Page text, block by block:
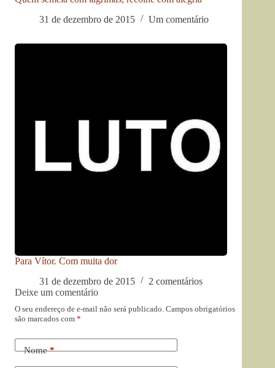
31 de dezembro de 2015
Um comentário
Para Vítor. Com muita dor
31 de dezembro de 2015
2 comentários
Deixe um comentário
O seu endereço de e-mail não será publicado. Campos obrigatórios
são marcados com *
Nome*